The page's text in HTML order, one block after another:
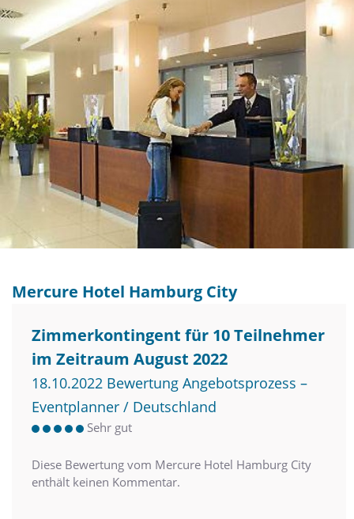
Mercure Hotel Hamburg City
Zimmerkontingent für 10 Teilnehmer
im Zeitraum August 2022
18.10.2022 Bewertung Angebotsprozess –
Eventplanner / Deutschland
Sehr gut
Diese Bewertung vom Mercure Hotel Hamburg City
enthält keinen Kommentar.